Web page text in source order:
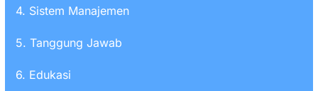
4. Sistem Manajemen
5. Tanggung Jawab
6. Edukasi